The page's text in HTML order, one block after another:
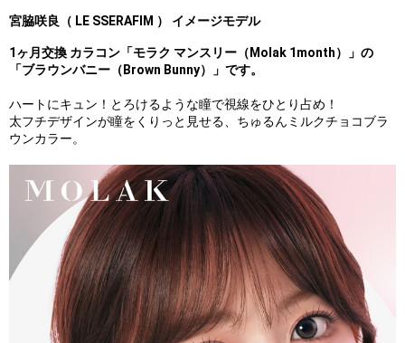
宮脇咲良（ LE SSERAFIM ） イメージモデル
1ヶ月交換 カラコン「モラク マンスリー（Molak 1month）」の
「ブラウンバニー（Brown Bunny）」です。
ハートにキュン！とろけるような瞳で視線をひとり占め！
太フチデザインが瞳をくりっと見せる、ちゅるんミルクチョコブラ
ウンカラー。